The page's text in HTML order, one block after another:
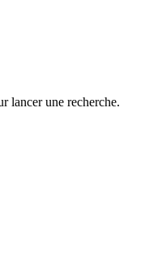
lancer une recherche.